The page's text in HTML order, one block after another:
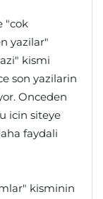
"cok
yazilar"
kismi
son yazilarin
Onceden
icin siteye
faydali
kisminin